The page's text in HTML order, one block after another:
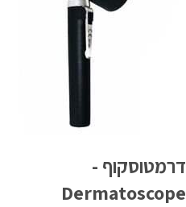
דרמטוסקוף -
Dermatoscope